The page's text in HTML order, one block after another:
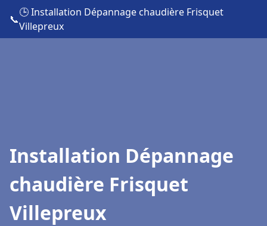
📞
🕒 Installation Dépannage chaudière Frisquet
Villepreux
Installation Dépannage
chaudière Frisquet
Villepreux